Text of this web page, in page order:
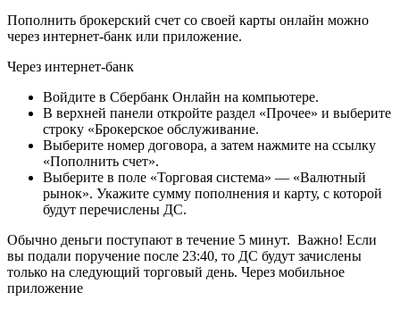
Пополнить брокерский счет со своей карты онлайн можно
через интернет-банк или приложение.
Через интернет-банк
Войдите в Сбербанк Онлайн на компьютере.
В верхней панели откройте раздел «Прочее» и выберите
строку «Брокерское обслуживание.
Выберите номер договора, а затем нажмите на ссылку
«Пополнить счет».
Выберите в поле «Торговая система» — «Валютный
рынок». Укажите сумму пополнения и карту, с которой
будут перечислены ДС.
Обычно деньги поступают в течение 5 минут. Важно! Если
вы подали поручение после 23:40, то ДС будут зачислены
только на следующий торговый день. Через мобильное
приложение